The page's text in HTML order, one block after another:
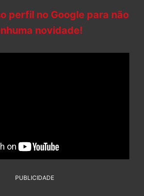
perfil no Google para não
novidade!
PUBLICIDADE